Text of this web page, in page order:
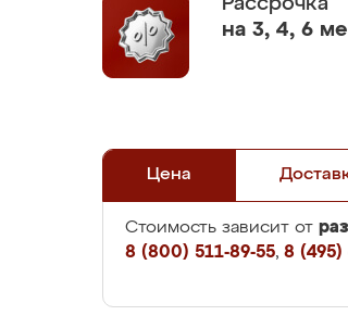
на 3, 4, 6
Цена
Стоимость зависит от
8 (800) 511-89-55, 8 (495)